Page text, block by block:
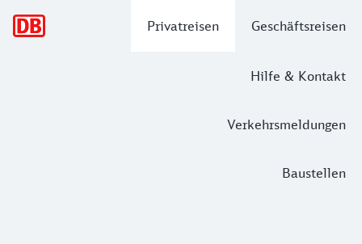
Privatreisen Geschäftsreisen
Hilfe & Kontakt
Verkehrsmeldungen
Baustellen